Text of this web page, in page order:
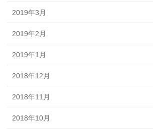
2019年3月
2019年2月
2019年1月
2018年12月
2018年11月
2018年10月